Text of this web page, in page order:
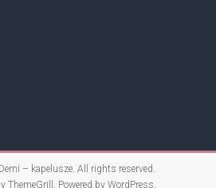
Demi – kapelusze. All rights reserved.
ThemeGrill. Powered by WordPress.